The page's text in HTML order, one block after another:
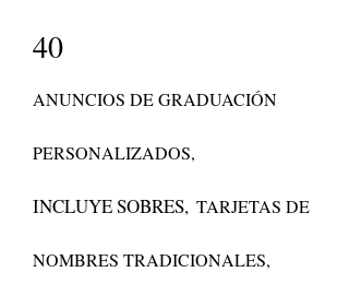
40
ANUNCIOS DE GRADUACIÓN
PERSONALIZADOS,
INCLUYE SOBRES, TARJETAS DE
NOMBRES TRADICIONALES,